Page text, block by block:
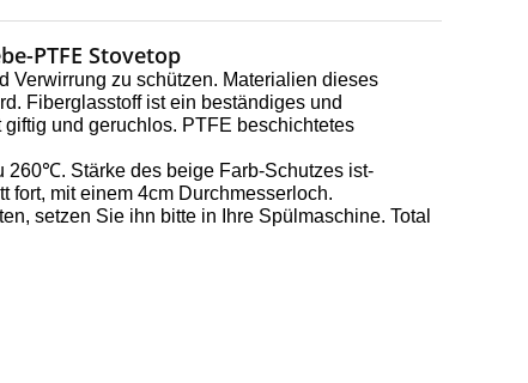
PTFE Stovetop
Verwirrung zu schützen. Materialien dieses
Fiberglasstoff ist ein beständiges und
und geruchlos. PTFE beschichtetes
Stärke des beige Farb-Schutzes ist-
fort, mit einem 4cm Durchmesserloch.
setzen Sie ihn bitte in Ihre Spülmaschine. Total